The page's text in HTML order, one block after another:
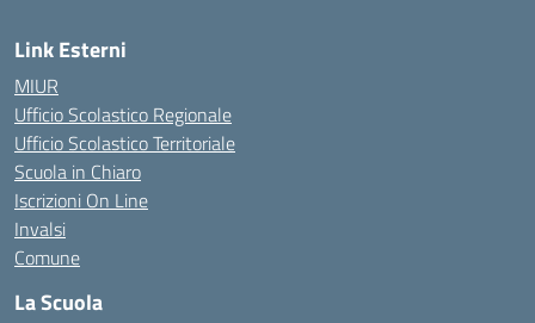
Link Esterni
MIUR
Ufficio Scolastico Regionale
Ufficio Scolastico Territoriale
Scuola in Chiaro
Iscrizioni On Line
Invalsi
Comune
La Scuola